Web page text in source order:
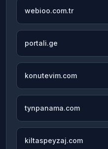
webioo.com.tr
portali.ge
konutevim.com
tynpanama.com
kiltaspeyzaj.com